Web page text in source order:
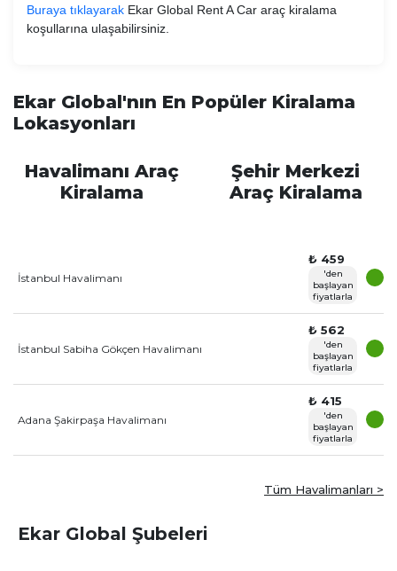
Buraya tıklayarak Ekar Global Rent A Car araç kiralama
koşullarına ulaşabilirsiniz.
Ekar Global'nın En Popüler Kiralama
Lokasyonları
Havalimanı Araç
Kiralama
Şehir Merkezi
Araç Kiralama
İstanbul Havalimanı
₺ 459
'den
başlayan
fiyatlarla
İstanbul Sabiha Gökçen Havalimanı
₺ 562
'den
başlayan
fiyatlarla
Adana Şakirpaşa Havalimanı
₺ 415
'den
başlayan
fiyatlarla
Tüm Havalimanları >
Ekar Global Şubeleri